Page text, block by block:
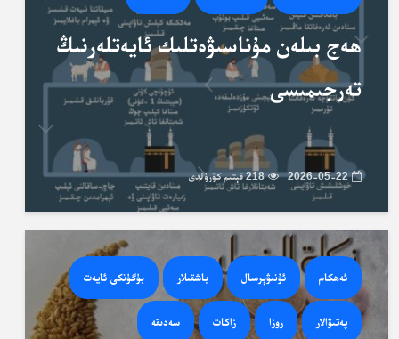
ھەج بىلەن مۇناسىۋەتلىك ئايەتلەرنىڭ
تەرجىمىسى
2026-05-22 218 قېتىم كۆرۈلدى
ئەھكام ئۇنىۋېرسال باشقىلار بۈگۈنكى ئايەت
پەتىۋالار روزا زاكات سەدىقە